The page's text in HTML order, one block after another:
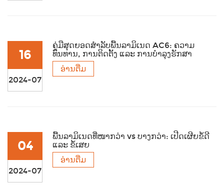
16
2024-07
ຄູ່ມືສຸດຍອດສຳລັບພື້ນລາມິເນດ AC6: ຄວາມ
ທົນທານ, ການຕິດຕັ້ງ ແລະ ການບຳລຸງຮັກສາ
ອ່ານຕື່ມ
04
2024-07
ພື້ນລາມິເນດທີ່ໜາກວ່າ vs ບາງກວ່າ: ເປີດເຜີຍຂໍ້ດີ
ແລະ ຂໍ້ເສຍ
ອ່ານຕື່ມ